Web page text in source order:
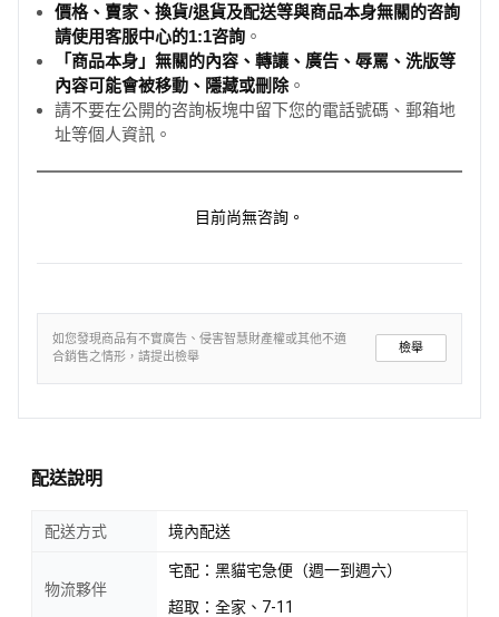
價格、賣家、換貨/退貨及配送等與商品本身無關的咨詢
請使用客服中心的1:1咨詢 。
「商品本身」無關的內容、轉讓、廣告、辱罵、洗版等
內容可能會被移動、隱藏或刪除。
請不要在公開的咨詢板塊中留下您的電話號碼、郵箱地
址等個人資訊。
目前尚無咨詢。
如您發現商品有不實廣告、侵害智慧財產權或其他不適
合銷售之情形，請提出檢舉
檢舉
配送說明
配送方式 境內配送
物流夥伴
宅配：黑貓宅急便（週一到週六）
超取：全家、7-11